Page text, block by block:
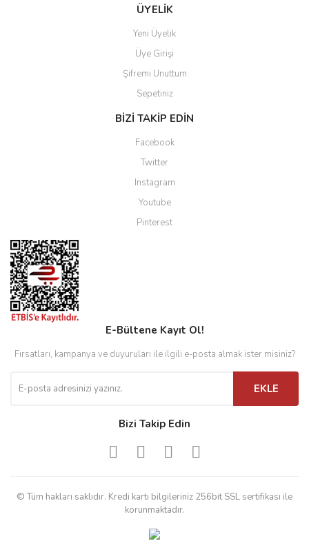
Gönder
ÜYELİK
Yeni Üyelik
Üye Girişi
Şifremi Unuttum
Sepetiniz
BİZİ TAKİP EDİN
Facebook
Twitter
Instagram
Youtube
Pinterest
E-Bültene Kayıt Ol!
Fırsatları, kampanya ve duyuruları ile ilgili e-posta almak ister misiniz?
EKLE
Bizi Takip Edin
© Tüm hakları saklıdır. Kredi kartı bilgileriniz 256bit SSL sertifikası ile
korunmaktadır.